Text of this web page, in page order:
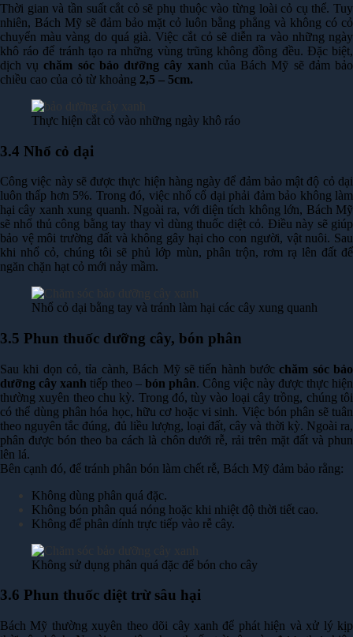
Thời gian và tần suất cắt cỏ sẽ phụ thuộc vào từng loài cỏ cụ thể. Tuy
nhiên, Bách Mỹ sẽ đảm bảo mặt cỏ luôn bằng phẳng và không có cỏ
chuyển màu vàng do quá già. Việc cắt cỏ sẽ diễn ra vào những ngày
khô ráo để tránh tạo ra những vùng trũng không đồng đều. Đặc biệt,
dịch vụchăm sóc bảo dưỡng cây xanh của Bách Mỹ sẽ đảm bảo
chiều cao của cỏ từ khoảng 2,5 – 5cm.
Thực hiện cắt cỏ vào những ngày khô ráo
3.4 Nhổ cỏ dại
Công việc này sẽ được thực hiện hàng ngày để đảm bảo mật độ cỏ dại
luôn thấp hơn 5%. Trong đó, việc nhổ cổ dại phải đảm bảo không làm
hại cây xanh xung quanh. Ngoài ra, với diện tích không lớn, Bách Mỹ
sẽ nhổ thủ công bằng tay thay vì dùng thuốc diệt cỏ. Điều này sẽ giúp
bảo vệ môi trường đất và không gây hại cho con người, vật nuôi. Sau
khi nhổ cỏ, chúng tôi sẽ phủ lớp mùn, phân trộn, rơm rạ lên đất để
ngăn chặn hạt cỏ mới nảy mầm.
Nhổ cỏ dại bằng tay và tránh làm hại các cây xung quanh
3.5 Phun thuốc dưỡng cây, bón phân
Sau khi dọn cỏ, tỉa cành, Bách Mỹ sẽ tiến hành bướcchăm sóc bảo
dưỡng cây xanh tiếp theo – bón phân. Công việc này được thực hiện
thường xuyên theo chu kỳ. Trong đó, tùy vào loại cây trồng, chúng tôi
có thể dùng phân hóa học, hữu cơ hoặc vi sinh. Việc bón phân sẽ tuân
theo nguyên tắc đúng, đủ liều lượng, loại đất, cây và thời kỳ. Ngoài ra,
phân được bón theo ba cách là chôn dưới rễ, rải trên mặt đất và phun
lên lá.
Bên cạnh đó, để tránh phân bón làm chết rễ, Bách Mỹ đảm bảo rằng:
Không dùng phân quá đặc.
Không bón phân quá nóng hoặc khi nhiệt độ thời tiết cao.
Không để phân dính trực tiếp vào rễ cây.
Không sử dụng phân quá đặc để bón cho cây
3.6 Phun thuốc diệt trừ sâu hại
Bách Mỹ thường xuyên theo dõi cây xanh để phát hiện và xử lý kịp